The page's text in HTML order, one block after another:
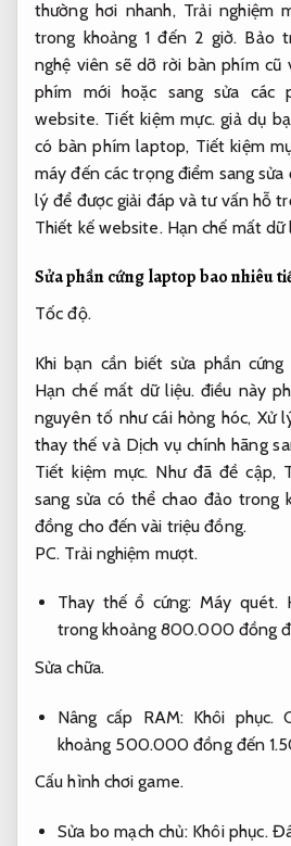
thường hơi nhanh, Trải nghiệm
trong khoảng 1 đến 2 giờ. Bảo
nghệ viên sẽ dỡ rời bàn phím cũ
phím mới hoặc sang sửa các
website. Tiết kiệm mực.giả dụ
có bàn phím laptop, Tiết kiệm
máy đến các trọng điểm sang sửa
lý để được giải đáp và tư vấn hỗ
Thiết kế website. Hạn chế mất dữ
Sửa phần cứng laptopbao nhiêu
Tốc độ.
Khi bạn cần biết sửa phần
Hạn chế mất dữ liệu. điều này
nguyên tố như cái hỏng hóc, Xử
thay thế và Dịch vụ chính hãng
Tiết kiệm mực. Như đã đề cập,
sang sửa có thể chao đảo trong
đồng cho đến vài triệu đồng.
PC. Trải nghiệm mượt.
Thay thế ổ cứng: Máy quét.
trong khoảng 800.000 đồng
Sửa chữa.
Nâng cấp RAM: Khôi phục.
khoảng 500.000 đồng đến
Cấu hình chơi game.
Sửa bo mạch chủ: Khôi phục.